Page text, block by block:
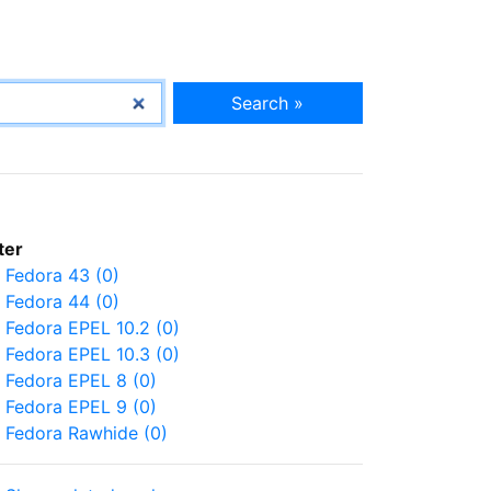
Search »
Fedora 43 (0)
Fedora 44 (0)
Fedora EPEL 10.2 (0)
Fedora EPEL 10.3 (0)
Fedora EPEL 8 (0)
Fedora EPEL 9 (0)
Fedora Rawhide (0)